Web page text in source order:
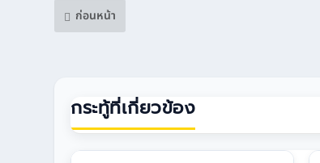
ก่อนหน้า
กระทู้ที่เกี่ยวข้อง